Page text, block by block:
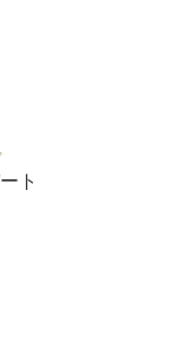
ト